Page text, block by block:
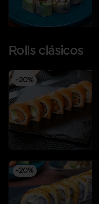
Rolls clásicos
-20%
-20%